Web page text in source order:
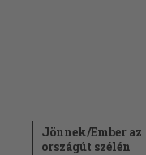
Jönnek/Ember az
országút szélén